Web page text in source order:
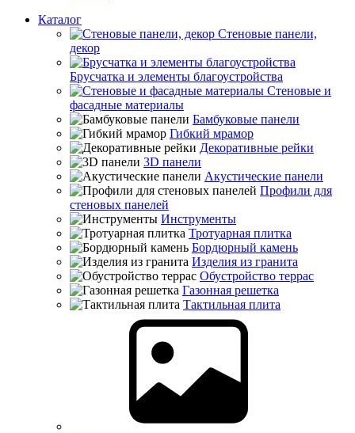
Каталог
Стеновые панели,
декор
Брусчатка и элементы благоустройства
Стеновые и
фасадные материалы
Бамбуковые панели
Гибкий мрамор
Декоративные рейки
3D панели
Акустические панели
Профили для
стеновых панелей
Инструменты
Тротуарная плитка
Бордюрный камень
Изделия из гранита
Обустройство террас
Газонная решетка
Тактильная плита